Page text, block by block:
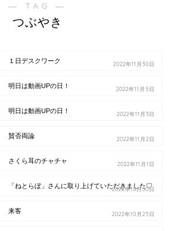
― TAG ―
つぶやき
１日デスクワーク 2022年11月30日
明日は動画UPの日！ 2022年11月5日
明日は動画UPの日！ 2022年11月3日
賛否両論 2022年11月2日
さくら耳のチャチャ 2022年11月1日
「ねとらぼ」さんに取り上げていただきました♡
2022年10月30日
来客 2022年10月25日